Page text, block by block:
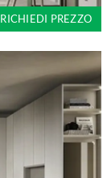
RICHIEDI PREZZO